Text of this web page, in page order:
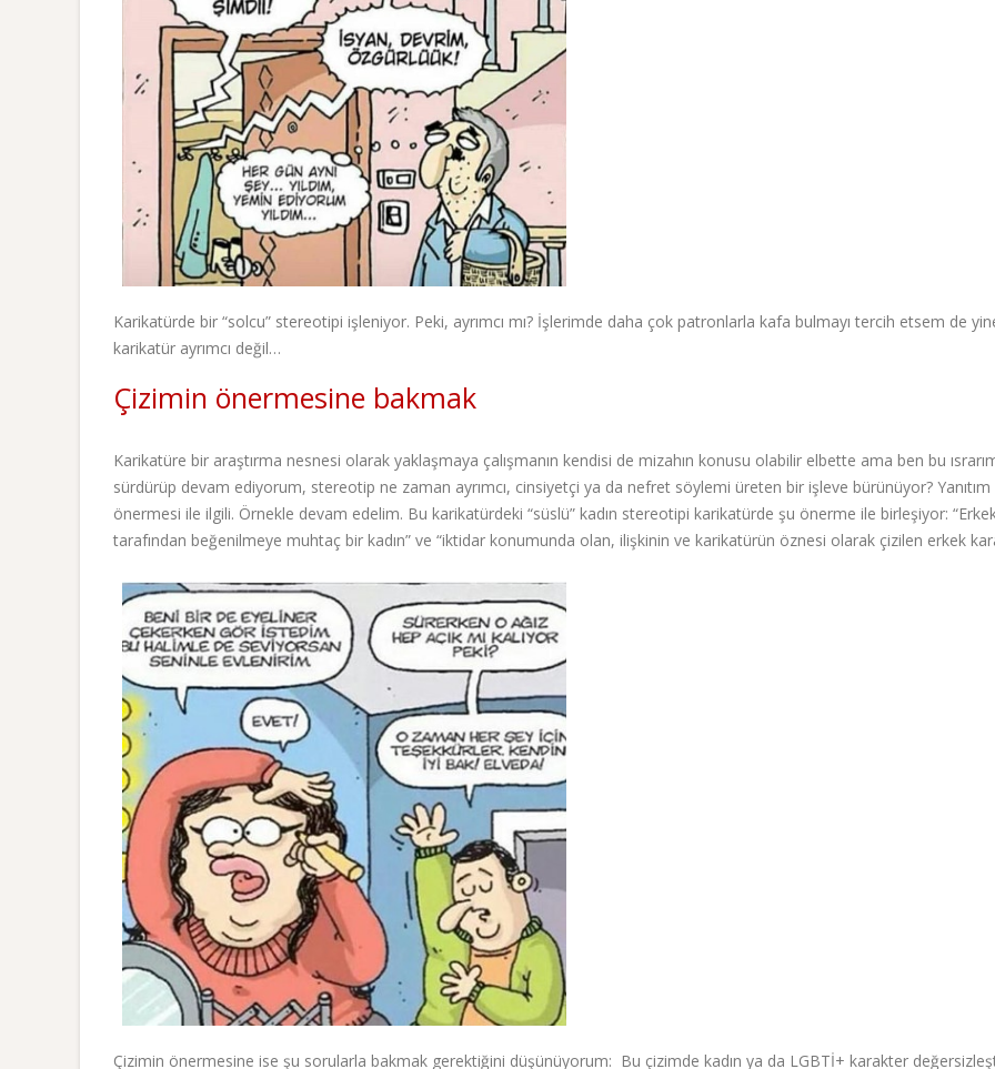
Karikatürde bir “solcu” stereotipi işleniyor. Peki, ayrımcı mı? İşlerimde daha çok patronlarla kafa bulmayı tercih etsem de
karikatür ayrımcı değil…
Çizimin önermesine bakmak
Karikatüre bir araştırma nesnesi olarak yaklaşmaya çalışmanın kendisi de mizahın konusu olabilir elbette ama ben bu
sürdürüp devam ediyorum, stereotip ne zaman ayrımcı, cinsiyetçi ya da nefret söylemi üreten bir işleve bürünüyor? Yanıtım
önermesi ile ilgili. Örnekle devam edelim. Bu karikatürdeki “süslü” kadın stereotipi karikatürde şu önerme ile birleşiyor:
tarafından beğenilmeye muhtaç bir kadın” ve “iktidar konumunda olan, ilişkinin ve karikatürün öznesi olarak çizilen erkek
Çizimin önermesine ise şu sorularla bakmak gerektiğini düşünüyorum: Bu çizimde kadın ya da LGBTİ+ karakter